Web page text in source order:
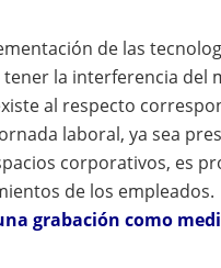
de las
la interferencia del
al respecto
laboral, ya sea
corporativos, es
de los empleados.
grabación como